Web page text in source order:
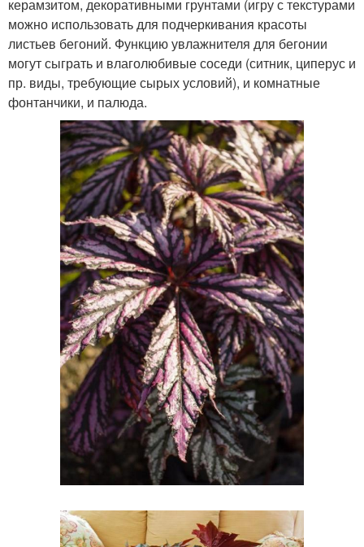
керамзитом, декоративными грунтами (игру с текстурами
можно использовать для подчеркивания красоты
листьев бегоний. Функцию увлажнителя для бегонии
могут сыграть и влаголюбивые соседи (ситник, циперус и
пр. виды, требующие сырых условий), и комнатные
фонтанчики, и палюда.